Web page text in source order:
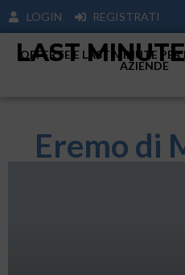
LOGIN REGISTRATI
LAST
OFFERTE E LAST MINUTE
AZIENDE
Eremo di